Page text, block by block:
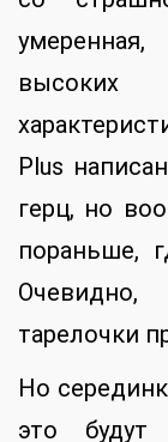
Plus
герц, но
пораньше,
тарелочки
Но
это